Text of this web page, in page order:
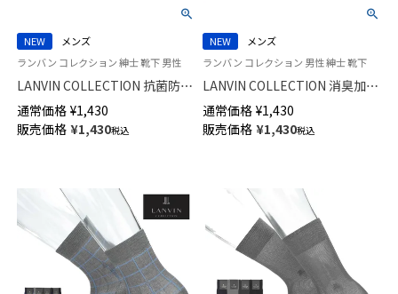
NEW
メンズ
ランバン コレクション 紳士 靴下 男性
LANVIN COLLECTION 抗菌防臭
Hiゲージ ALOHAパリデザイン
ミドル丈 カジュアル ソックス
メンズ 02412144
通常価格 ¥1,430
販売価格 ¥1,430税込
NEW
メンズ
ランバン コレクション 男性 紳士 靴下
LANVIN COLLECTION 消臭加工
土踏まずサポート 綿レーヨン混
JL両面刺しゅう クルー丈 カジ
ュアル ソックス メンズ 日本製
通常価格 ¥1,430
販売価格 ¥1,430税込